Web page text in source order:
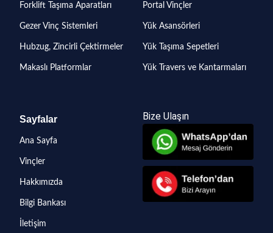
Forklift Taşıma Aparatları
Gezer Vinç Sistemleri
Hubzug, Zincirli Çektirmeler
Makaslı Platformlar
Portal Vinçler
Yük Asansörleri
Yük Taşıma Sepetleri
Yük Travers ve Kantarmaları
Sayfalar
Ana Sayfa
Vinçler
Hakkımızda
Bilgi Bankası
İletişim
Bize Ulaşın